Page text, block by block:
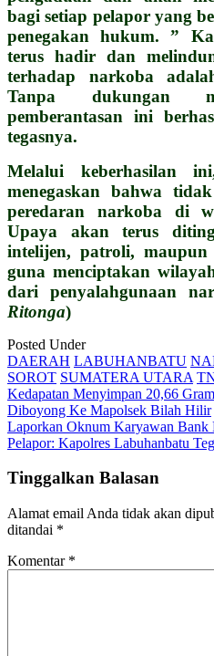
bagi setiap pelapor yang
penegakan hukum. ”
terus hadir dan
terhadap narkoba
Tanpa dukungan
pemberantasan ini
tegasnya.
Melalui keberhasilan
menegaskan bahwa
peredaran narkoba di
Upaya akan terus
intelijen, patroli, maupun
guna menciptakan
dari penyalahgunaan
Ritonga)
Posted Under
DAERAH LABUHANBATU
SOROT SUMATERA UTARA
Post
navigation
Kedapatan Menyimpan 20,66
Diboyong Ke Mapolsek Bilah Hilir
Laporkan Oknum Karyawan
Pelapor: Kapolres Labuhanbatu
Tinggalkan Balasan
Alamat email Anda tidak akan
ditandai *
Komentar *